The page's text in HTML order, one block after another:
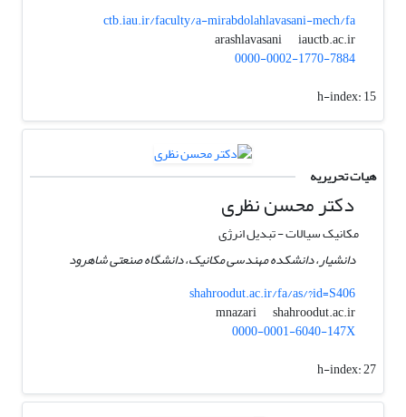
ctb.iau.ir/faculty/a-mirabdolahlavasani-mech/fa
arashlavasani
iauctb.ac.ir
0000-0002-1770-7884
h-index:15
هیات تحریریه
دکتر محسن نظری
مکانیک سیالات - تبدیل انرژی
دانشیار، دانشکده مهندسی مکانیک، دانشگاه صنعتی شاهرود
shahroodut.ac.ir/fa/as/?id=S406
mnazari
shahroodut.ac.ir
0000-0001-6040-147X
h-index:27